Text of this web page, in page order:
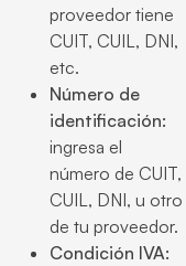
proveedor tiene
CUIT, CUIL, DNI,
etc.
Número de
identificación:
ingresa el
número de CUIT,
CUIL, DNI, u otro
de tu proveedor.
Condición IVA: